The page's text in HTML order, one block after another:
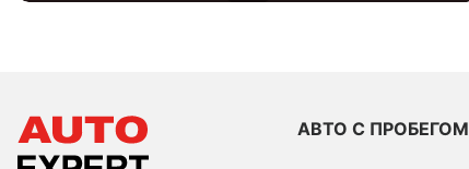
АВТО С ПРОБЕГОМ